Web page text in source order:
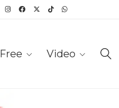
Free Video